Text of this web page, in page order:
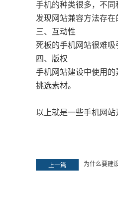
手机的种类很多，不
发现网站兼容方法存在
三、互动性
死板的手机网站很难
四、版权
手机网站建设中使用
挑选素材。
以上就是一些手机网站
上一篇 为什么要建